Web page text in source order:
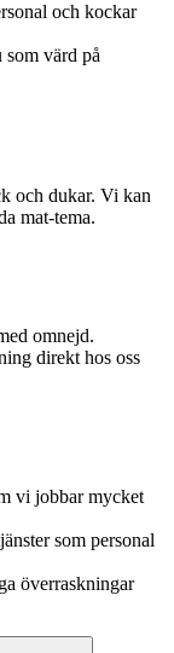
och kockar
värd på
och dukar. Vi kan
mat-tema.
omnejd.
direkt hos oss
vi jobbar mycket
som personal
överraskningar